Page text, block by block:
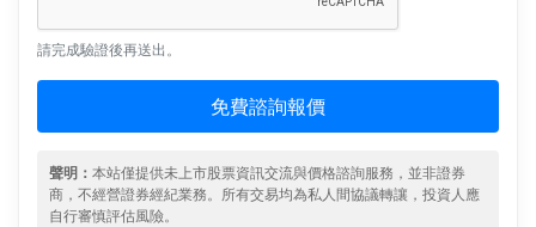
請完成驗證後再送出。
免費諮詢報價
聲明： 本站僅提供未上市股票資訊交流與價格諮詢服務，並非證券
商，不經營證券經紀業務。所有交易均為私人間協議轉讓，投資人應
自行審慎評估風險。